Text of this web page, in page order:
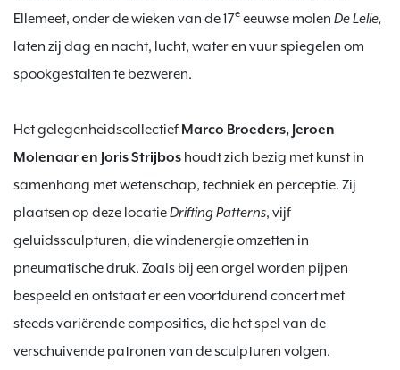
Ellemeet, onder de wieken van de 17e eeuwse molen De Lelie,
laten zij dag en nacht, lucht, water en vuur spiegelen om
spookgestalten te bezweren.
Het gelegenheidscollectief Marco Broeders, Jeroen
Molenaar en Joris Strijbos houdt zich bezig met kunst in
samenhang met wetenschap, techniek en perceptie. Zij
plaatsen op deze locatie Drifting Patterns, vijf
geluidssculpturen, die windenergie omzetten in
pneumatische druk. Zoals bij een orgel worden pijpen
bespeeld en ontstaat er een voortdurend concert met
steeds variërende composities, die het spel van de
verschuivende patronen van de sculpturen volgen.